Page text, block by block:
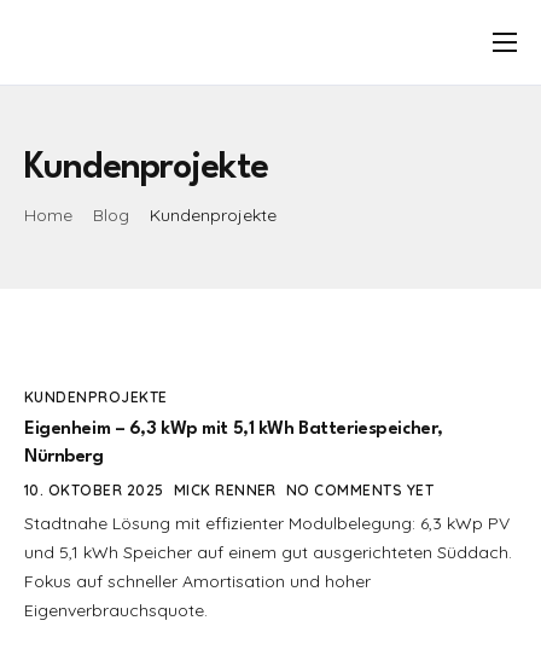
HOME
PRODUKTE
KONTAKT
Kundenprojekte
Home Blog Kundenprojekte
KUNDENPROJEKTE
Eigenheim – 6,3 kWp mit 5,1 kWh Batteriespeicher,
Nürnberg
10. OKTOBER 2025
MICK RENNER NO COMMENTS YET
Stadtnahe Lösung mit effizienter Modulbelegung: 6,3 kWp PV
und 5,1 kWh Speicher auf einem gut ausgerichteten Süddach.
Fokus auf schneller Amortisation und hoher
Eigenverbrauchsquote.